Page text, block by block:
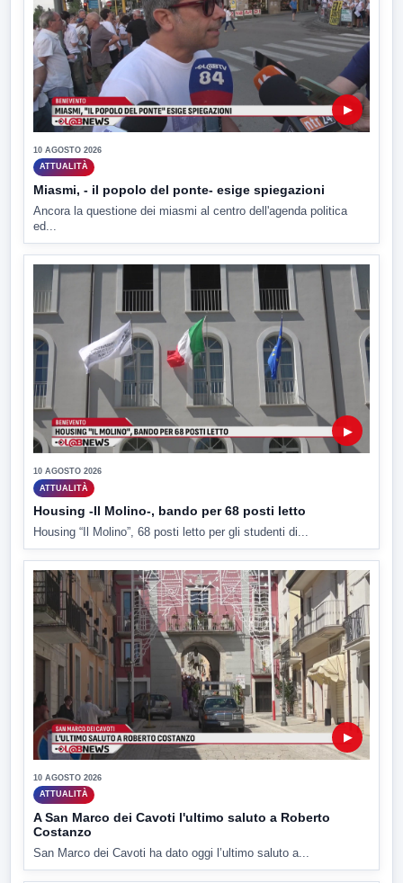
▶
10 AGOSTO 2026
ATTUALITÀ
Miasmi, - il popolo del ponte- esige spiegazioni
Ancora la questione dei miasmi al centro dell'agenda politica
ed...
▶
10 AGOSTO 2026
ATTUALITÀ
Housing -Il Molino-, bando per 68 posti letto
Housing “Il Molino”, 68 posti letto per gli studenti di...
▶
10 AGOSTO 2026
ATTUALITÀ
A San Marco dei Cavoti l'ultimo saluto a Roberto
Costanzo
San Marco dei Cavoti ha dato oggi l’ultimo saluto a...